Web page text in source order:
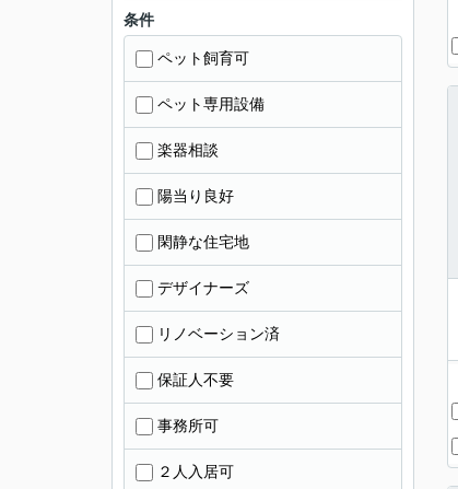
条件
ペット飼育可
ペット専用設備
楽器相談
陽当り良好
閑静な住宅地
デザイナーズ
リノベーション済
保証人不要
事務所可
２人入居可